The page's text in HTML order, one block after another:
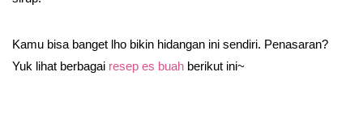
Kamu bisa banget lho bikin hidangan ini sendiri. Penasaran?
Yuk lihat berbagai resep es buah berikut ini~